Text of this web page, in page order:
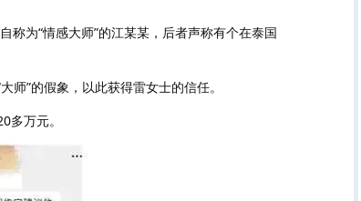
为“情感大师”的江某某，后者声称有个在泰国
师”的假象，以此获得雷女士的信任。
万元。